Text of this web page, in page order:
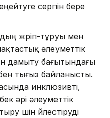
серпін бере
жүріп-тұруы мен
әлеуметтік
дамыту бағытындағы
тығыз байланысты.
инклюзивті,
әрі әлеуметтік
үшін үйлестіруді